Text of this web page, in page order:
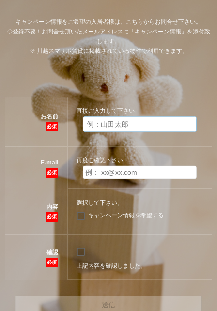
キャンペーン情報をご希望の入居者様は、こちらからお問合せ下さい。
◇登録不要！お問合せ頂いたメールアドレスに「キャンペーン情報」を添付致
します。
※ 川越スマサポ賃貸に掲載されている物件で利用できます。
お名前
必須
直接ご入力して下さい
E-mail
必須
再度ご確認下さい
内容
必須
選択して下さい。
キャンペーン情報を希望する
確認
必須
上記内容を確認しました。